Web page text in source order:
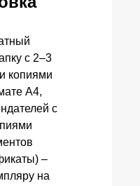
с 2–3
копиями
A4,
с
–
на